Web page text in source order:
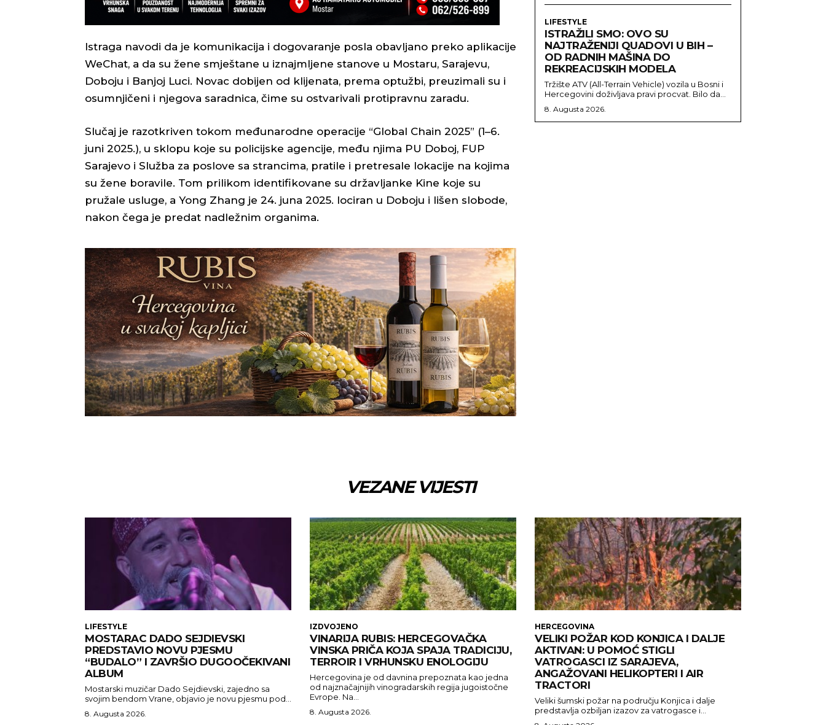
Istraga navodi da je komunikacija i dogovaranje posla obavljano preko aplikacije
WeChat, a da su žene smještane u iznajmljene stanove u Mostaru, Sarajevu,
Doboju i Banjoj Luci. Novac dobijen od klijenata, prema optužbi, preuzimali su i
osumnjičeni i njegova saradnica, čime su ostvarivali protipravnu zaradu.
Slučaj je razotkriven tokom međunarodne operacije “Global Chain 2025” (1–6.
juni 2025.), u sklopu koje su policijske agencije, među njima PU Doboj, FUP
Sarajevo i Služba za poslove sa strancima, pratile i pretresale lokacije na kojima
su žene boravile. Tom prilikom identifikovane su državljanke Kine koje su
pružale usluge, a Yong Zhang je 24. juna 2025. lociran u Doboju i lišen slobode,
nakon čega je predat nadležnim organima.
LIFESTYLE
ISTRAŽILI SMO: OVO SU
NAJTRAŽENIJI QUADOVI U BIH –
OD RADNIH MAŠINA DO
REKREACIJSKIH MODELA
Tržište ATV (All-Terrain Vehicle) vozila u Bosni i
Hercegovini doživljava pravi procvat. Bilo da...
8. Augusta 2026.
VEZANE VIJESTI
LIFESTYLE
MOSTARAC DADO SEJDIEVSKI
PREDSTAVIO NOVU PJESMU
“BUDALO” I ZAVRŠIO DUGOOČEKIVANI
ALBUM
Mostarski muzičar Dado Sejdievski, zajedno sa
svojim bendom Vrane, objavio je novu pjesmu pod...
8. Augusta 2026.
IZDVOJENO
VINARIJA RUBIS: HERCEGOVAČKA
VINSKA PRIČA KOJA SPAJA TRADICIJU,
TERROIR I VRHUNSKU ENOLOGIJU
Hercegovina je od davnina prepoznata kao jedna
od najznačajnijih vinogradarskih regija jugoistočne
Evrope. Na...
8. Augusta 2026.
HERCEGOVINA
VELIKI POŽAR KOD KONJICA I DALJE
AKTIVAN: U POMOĆ STIGLI
VATROGASCI IZ SARAJEVA,
ANGAŽOVANI HELIKOPTERI I AIR
TRACTORI
Veliki šumski požar na području Konjica i dalje
predstavlja ozbiljan izazov za vatrogasce i...